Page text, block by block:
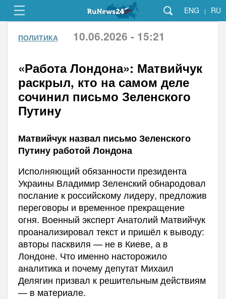
ENG | RU
ПОЛИТИКА 10.06.2026 - 15:21
«Работа Лондона»: Матвийчук
раскрыл, кто на самом деле
сочинил письмо Зеленского
Путину
Матвийчук назвал письмо Зеленского
Путину работой Лондона
Исполняющий обязанности президента
Украины Владимир Зеленский обнародовал
послание к российскому лидеру, предложив
переговоры и временное прекращение
огня. Военный эксперт Анатолий Матвийчук
проанализировал текст и пришёл к выводу:
авторы пасквиля — не в Киеве, а в
Лондоне. Что именно насторожило
аналитика и почему депутат Михаил
Делягин призвал к решительным действиям
— в материале.